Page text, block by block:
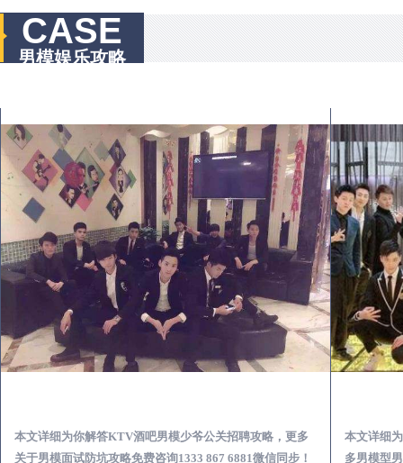
CASE
男模娱乐攻略
本文详细为你解答KTV酒吧男模少爷公关招聘攻略，更多
关于男模面试防坑攻略免费咨询1333 867 6881微信同步！
本文详细
多男模型